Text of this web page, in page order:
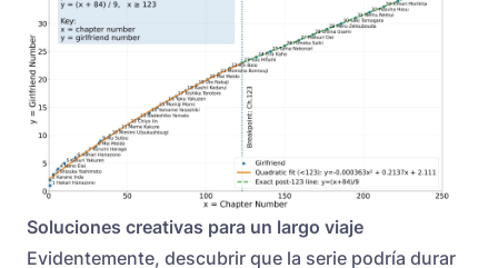
Soluciones creativas para un largo viaje
Evidentemente, descubrir que la serie podría durar